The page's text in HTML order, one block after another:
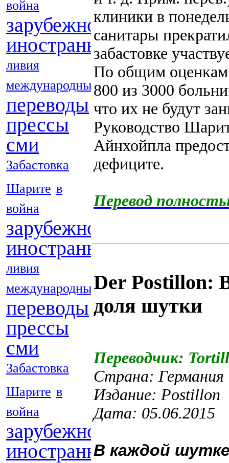
война
зарубежной
иностранных
ливия
международные
переводы
прессы
сми
Забастовка
Шарите в
война
зарубежной
иностранных
ливия
международные
переводы
прессы
сми
Забастовка
Шарите в
война
зарубежной
иностранных
клиники в
санитары
забастовке
По общим оценкам
800 из 3000
что их не будут
Руководство
Айнхойпла
дефиците.
Перевод
Der Postillon:
доля шутки
Переводчик:
Страна: Германия
Издание: Postillon
Дата: 05.06.2015
В каждой